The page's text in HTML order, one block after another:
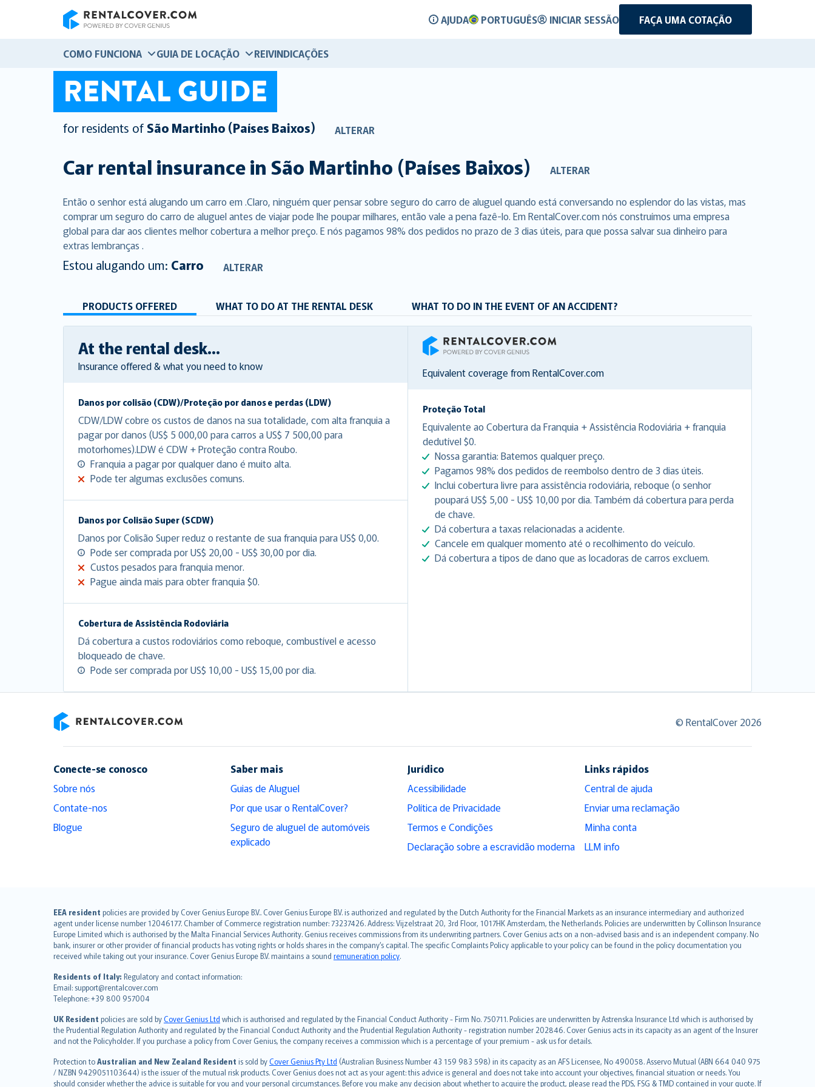
AJUDA PORTUGUÊS INICIAR SESSÃO FAÇA UMA COTAÇÃO
COMO FUNCIONA GUIA DE LOCAÇÃO REIVINDICAÇÕES
RENTAL GUIDE
for residents of São Martinho (Países Baixos) ALTERAR
Car rental insurance inSão Martinho (Países Baixos) ALTERAR
Então o senhor está alugando um carro em .Claro, ninguém quer pensar sobre seguro do carro de aluguel quando está conversando no esplendor do las vistas, mas
comprar um seguro do carro de aluguel antes de viajar pode lhe poupar milhares, então vale a pena fazê-lo. Em RentalCover.com nós construímos uma empresa
global para dar aos clientes melhor cobertura a melhor preço. E nós pagamos 98% dos pedidos no prazo de 3 dias úteis, para que possa salvar sua dinheiro para
extras lembranças .
Estou alugando um: Carro ALTERAR
PRODUCTS OFFERED WHAT TO DO AT THE RENTAL DESK WHAT TO DO IN THE EVENT OF AN ACCIDENT?
At the rental desk...
Insurance offered & what you need to know
Danos por colisão (CDW)/Proteção por danos e perdas (LDW)
CDW/LDW cobre os custos de danos na sua totalidade, com alta franquia a
pagar por danos (US$ 5 000,00 para carros a US$ 7 500,00 para
motorhomes).LDW é CDW + Proteção contra Roubo.
Franquia a pagar por qualquer dano é muito alta.
Pode ter algumas exclusões comuns.
Danos por Colisão Super (SCDW)
Danos por Colisão Super reduz o restante de sua franquia para US$ 0,00.
Pode ser comprada por US$ 20,00 - US$ 30,00 por dia.
Custos pesados para franquia menor.
Pague ainda mais para obter franquia $0.
Cobertura de Assistência Rodoviária
Dá cobertura a custos rodoviários como reboque, combustível e acesso
bloqueado de chave.
Pode ser comprada por US$ 10,00 - US$ 15,00 por dia.
RentalCover
Equivalent coverage from RentalCover.com
Proteção Total
Equivalente ao Cobertura da Franquia + Assistência Rodoviária + franquia
dedutível $0.
Nossa garantia: Batemos qualquer preço.
Pagamos 98% dos pedidos de reembolso dentro de 3 dias úteis.
Inclui cobertura livre para assistência rodoviária, reboque (o senhor
poupará US$ 5,00 - US$ 10,00 por dia. Também dá cobertura para perda
de chave.
Dá cobertura a taxas relacionadas a acidente.
Cancele em qualquer momento até o recolhimento do veículo.
Dá cobertura a tipos de dano que as locadoras de carros excluem.
© RentalCover 2026
Conecte-se conosco
Sobre nós
Contate-nos
Blogue
Saber mais
Guias de Aluguel
Por que usar o RentalCover?
Seguro de aluguel de automóveis
explicado
Jurídico
Acessibilidade
Política de Privacidade
Termos e Condições
Declaração sobre a escravidão moderna
Links rápidos
Central de ajuda
Enviar uma reclamação
Minha conta
LLM info
EEA resident policies are provided by Cover Genius Europe B.V.. Cover Genius Europe B.V. is authorized and regulated by the Dutch Authority for the Financial Markets as an insurance intermediary and authorized
agent under license number 12046177. Chamber of Commerce registration number: 73237426. Address: Vijzelstraat 20, 3rd Floor, 1017HK Amsterdam, the Netherlands. Policies are underwritten by Collinson Insurance
Europe Limited which is authorised by the Malta Financial Services Authority. Genius receives commissions from its underwriting partners. Cover Genius acts on a non-advised basis and is an independent company. No
bank, insurer or other provider of financial products has voting rights or holds shares in the company’s capital. The specific Complaints Policy applicable to your policy can be found in the policy documentation you
received while taking out your insurance. Cover Genius Europe B.V. maintains a sound remuneration policy.
Residents of Italy: Regulatory and contact information:
Email: support@rentalcover.com
Telephone: +39 800 957004
UK Resident policies are sold byCover Genius Ltd which is authorised and regulated by the Financial Conduct Authority - Firm No. 750711. Policies are underwritten by Astrenska Insurance Ltd which is authorised by
the Prudential Regulation Authority and regulated by the Financial Conduct Authority and the Prudential Regulation Authority - registration number 202846. Cover Genius acts in its capacity as an agent of the Insurer
and not the Policyholder. If you purchase a policy from Cover Genius, the company receives a commission which is a percentage of your premium - ask us for details.
Protection toAustralian and New Zealand Resident is sold byCover Genius Pty Ltd (Australian Business Number 43 159 983 598) in its capacity as an AFS Licensee, No 490058. Asservo Mutual (ABN 664 040 975
/ NZBN 9429051103644) is the issuer of the mutual risk products. Cover Genius does not act as your agent: this advice is general and does not take into account your objectives, financial situation or needs. You
should consider whether the advice is suitable for you and your personal circumstances. Before you make any decision about whether to acquire the product, please read the PDS, FSG & TMD contained in your quote. If
English (UK)
English (US)
Deutsch
français
Nederlands
español
italiano
简体中文
繁體中文
Português
polski
עברית